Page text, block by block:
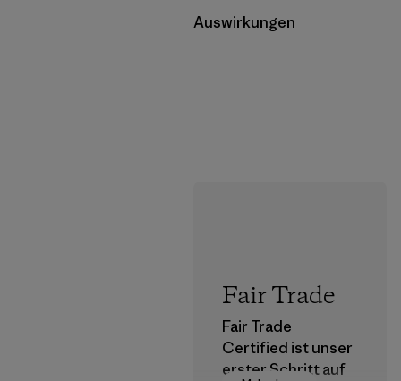
Auswirkungen
Fair Trade
Fair Trade
Certified ist unser
erster Schritt auf